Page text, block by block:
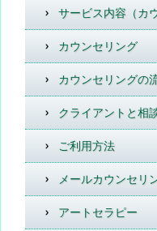
サービス内容（カ
カウンセリング
カウンセリングの
クライアントと相
ご利用方法
メールカウンセリ
アートセラピー